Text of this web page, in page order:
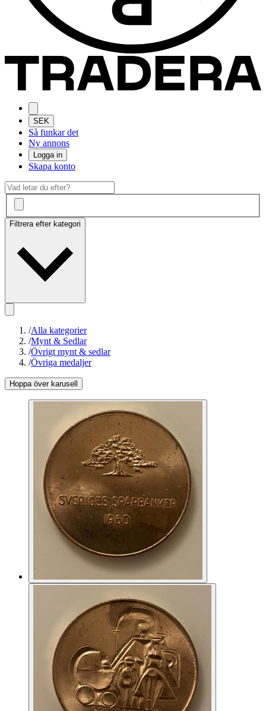
SEK
Så funkar det
Ny annons
Logga in
Skapa konto
Filtrera efter kategori
/Alla kategorier
/Mynt & Sedlar
/Övrigt mynt & sedlar
/Övriga medaljer
Hoppa över karusell